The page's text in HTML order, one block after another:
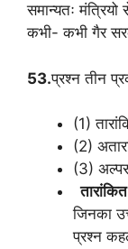
समान्यतः
कभी- कभी गैर
53.प्रश्न तीन
(1)
(2)
(3)
जिनका
प्रश्न